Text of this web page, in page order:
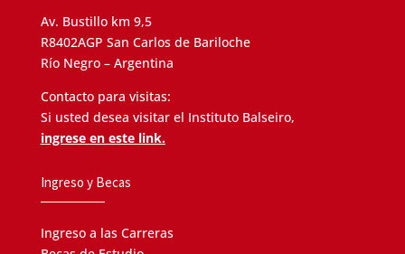
Av. Bustillo km 9,5
R8402AGP San Carlos de Bariloche
Río Negro – Argentina
Contacto para visitas:
Si usted desea visitar el Instituto Balseiro,
ingrese en este link.
Ingreso y Becas
Ingreso a las Carreras